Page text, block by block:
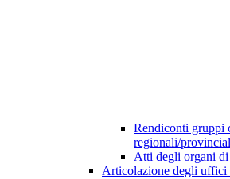
Rendiconti gruppi
regionali/
Atti degli organi
Articolazione degli uffici